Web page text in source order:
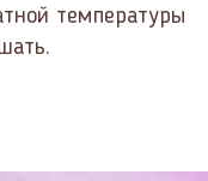
температуры